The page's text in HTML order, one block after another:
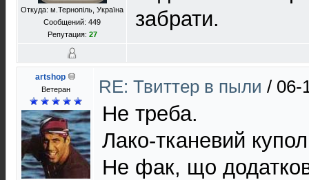
Откуда: м.Тернопіль, Україна
Сообщений: 449
Репутация: 27
забрати.
artshop
Ветеран RE: Твиттер в пыли / 06-
Не треба.
Лако-тканевий
Не фак, що